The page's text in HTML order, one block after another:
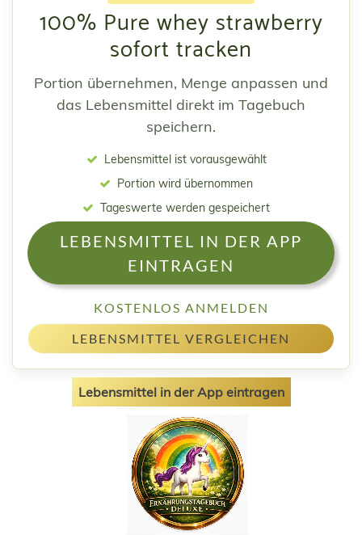
100% Pure whey strawberry
sofort tracken
Portion übernehmen, Menge anpassen und
das Lebensmittel direkt im Tagebuch
speichern.
Lebensmittel ist vorausgewählt
Portion wird übernommen
Tageswerte werden gespeichert
LEBENSMITTEL IN DER APP
EINTRAGEN
KOSTENLOS ANMELDEN
LEBENSMITTEL VERGLEICHEN
Lebensmittel in der App eintragen